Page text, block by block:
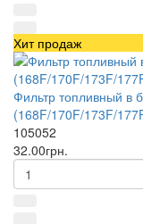
Хит продаж
Фильтр топливный в
(168F/170F/173F/
105052
32.00грн.